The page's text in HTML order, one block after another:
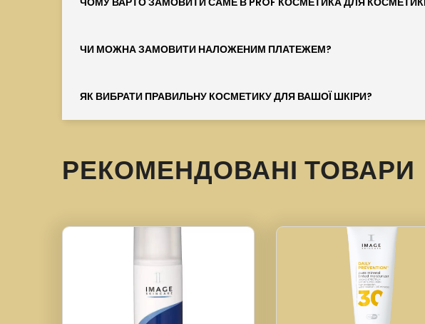
ЧИ МОЖНА ЗАМОВИТИ НАЛОЖЕНИМ ПЛАТЕЖЕМ?
ЯК ВИБРАТИ ПРАВИЛЬНУ КОСМЕТИКУ ДЛЯ ВАШОЇ ШКІРИ?
РЕКОМЕНДОВАНІ ТОВАРИ